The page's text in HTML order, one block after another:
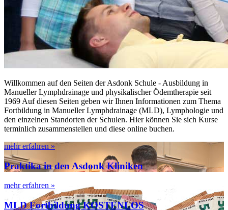
Willkommen auf den Seiten der Asdonk Schule - Ausbildung in
Manueller Lymphdrainage und physikalischer Ödemtherapie seit
1969 Auf diesen Seiten geben wir Ihnen Informationen zum Thema
Fortbildung in Manueller Lymphdrainage (MLD), Lymphologie und
den einzelnen Standorten der Schulen. Hier können Sie sich Kurse
terminlich zusammenstellen und diese online buchen.
mehr erfahren »
Praktika in den Asdonk Kliniken
mehr erfahren »
MLD Fortbildung KOSTENLOS